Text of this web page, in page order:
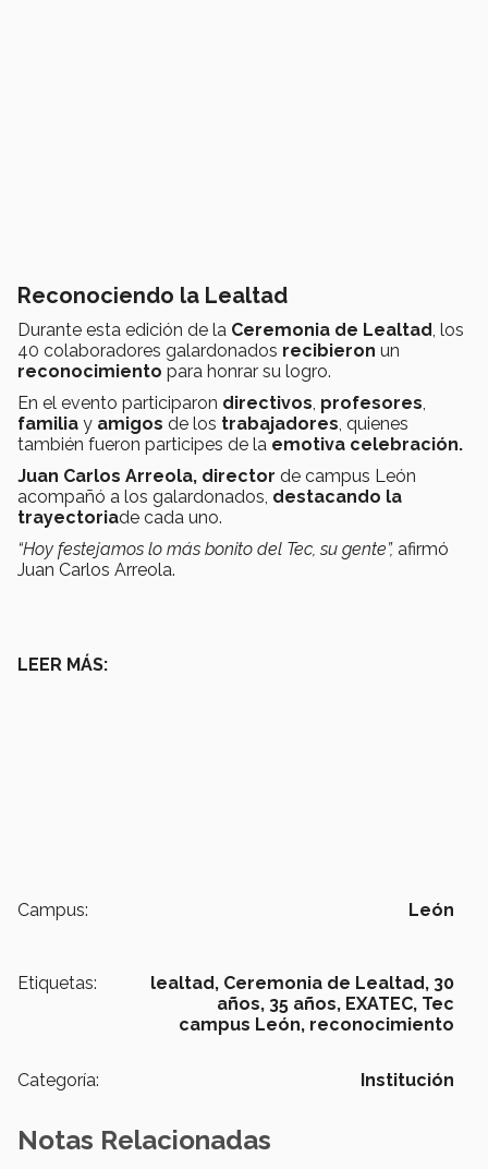
Reconociendo la Lealtad
Durante esta edición de la Ceremonia de Lealtad , los
40 colaboradores galardonados recibieron un
reconocimiento para honrar su logro.
En el evento participaron directivos profesores
familia y amigos de los trabajadores , quienes
también fueron participes de la emotiva celebración.
Juan Carlos Arreola, director de campus León
acompañó a los galardonados, destacando la
trayectoriade cada uno.
“Hoy festejamos lo más bonito del Tec, su gente”, afirmó
Juan Carlos Arreola.
LEER MÁS:
Campus: León
Etiquetas: lealtad, Ceremonia de Lealtad, 30
años, 35 años, EXATEC, Tec
campus León, reconocimiento
Categoría: Institución
Notas Relacionadas